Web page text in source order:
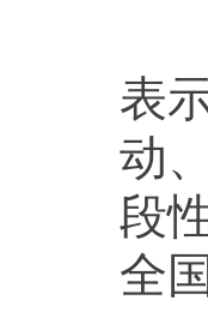
表
动
段
全